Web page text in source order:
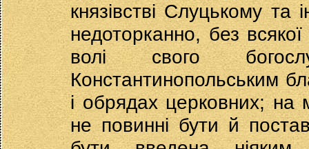
князівстві Слуцькому та
недоторканно, без
волі свого
Константинопольським
і обрядах церковних; на
не повинні бути й